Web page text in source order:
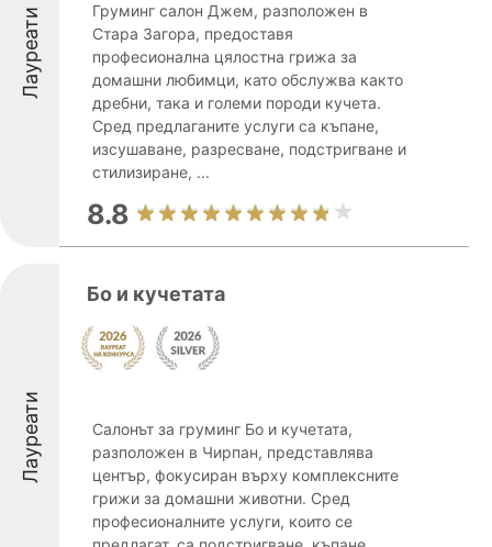
Лауреати
Груминг салон Джем, разположен в
Стара Загора, предоставя
професионална цялостна грижа за
домашни любимци, като обслужва както
дребни, така и големи породи кучета.
Сред предлаганите услуги са къпане,
изсушаване, разресване, подстригване и
стилизиране, ...
8.8
Лауреати
Бо и кучетата
Салонът за груминг Бо и кучетата,
разположен в Чирпан, представлява
център, фокусиран върху комплексните
грижи за домашни животни. Сред
професионалните услуги, които се